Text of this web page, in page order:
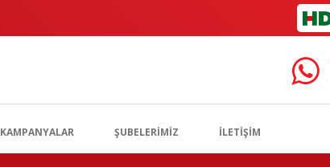
KAMPANYALAR ŞUBELERİMİZ İLETİŞİM